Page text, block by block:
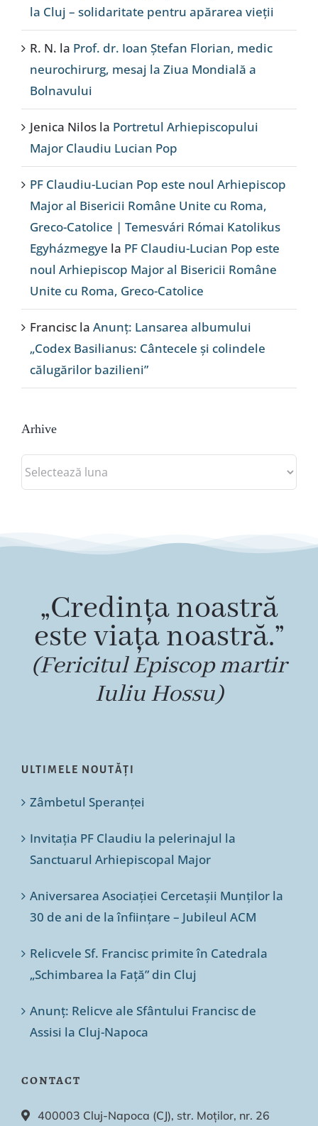
la Cluj – solidaritate pentru apărarea vieții
R. N. la Prof. dr. Ioan Ștefan Florian, medic
neurochirurg, mesaj la Ziua Mondială a
Bolnavului
Jenica Nilos la Portretul Arhiepiscopului
Major Claudiu Lucian Pop
PF Claudiu-Lucian Pop este noul Arhiepiscop
Major al Bisericii Române Unite cu Roma,
Greco-Catolice | Temesvári Római Katolikus
Egyházmegye la PF Claudiu-Lucian Pop este
noul Arhiepiscop Major al Bisericii Române
Unite cu Roma, Greco-Catolice
Francisc la Anunț: Lansarea albumului
„Codex Basilianus: Cântecele și colindele
călugărilor bazilieni”
Arhive
Arhive
„Credința noastră
este viața noastră.”
(Fericitul Episcop martir
Iuliu Hossu)
ULTIMELE NOUTĂȚI
Zâmbetul Speranței
Invitația PF Claudiu la pelerinajul la
Sanctuarul Arhiepiscopal Major
Aniversarea Asociației Cercetașii Munților la
30 de ani de la înființare – Jubileul ACM
Relicvele Sf. Francisc primite în Catedrala
„Schimbarea la Față” din Cluj
Anunț: Relicve ale Sfântului Francisc de
Assisi la Cluj-Napoca
CONTACT
400003 Cluj-Napoca (CJ), str. Moților, nr. 26